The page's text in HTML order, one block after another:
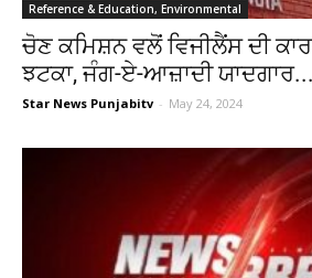
Reference & Education, Environmental
ਚੋਣ ਕਮਿਸ਼ਨ ਵਲੋਂ ਵਿਜੀਲੈਂਸ ਦੀ
ਝਟਕਾ, ਜੰਗ-ਏ-ਆਜ਼ਾਦੀ ਯਾਦਗਾਰ...
Star News Punjabitv - May 24, 2024